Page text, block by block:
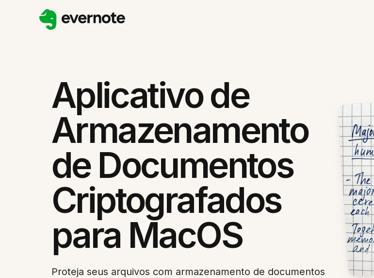
Aplicativo de
Armazenamento
de Documentos
Criptografados
para MacOS
Proteja seus arquivos com armazenamento de documentos